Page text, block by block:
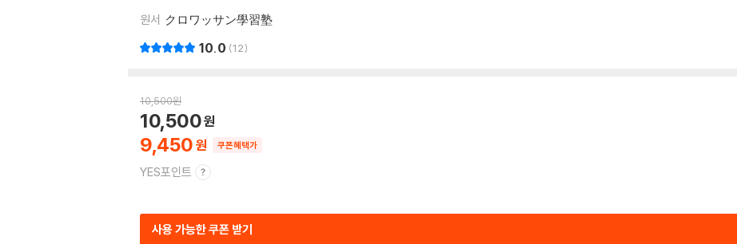
원서 クロワッサン學習塾
10.0 12
10,500원
9,450
10,500
쿠폰혜택가
YES포인트
사용 가능한 쿠폰 받기